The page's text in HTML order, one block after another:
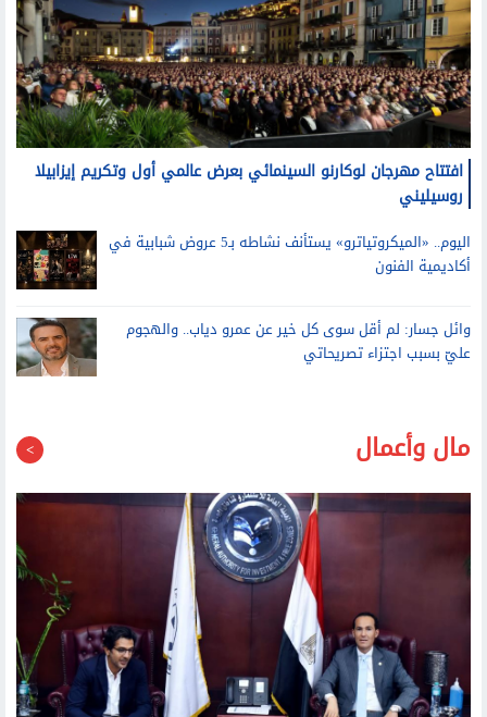
افتتاح مهرجان لوكارنو السينمائي بعرض عالمي أول وتكريم إيزابيلا
روسيليني
اليوم.. «الميكروتياترو» يستأنف نشاطه بـ5 عروض شبابية في
أكاديمية الفنون
وائل جسار: لم أقل سوى كل خير عن عمرو دياب.. والهجوم
عليّ بسبب اجتزاء تصريحاتي
مال وأعمال